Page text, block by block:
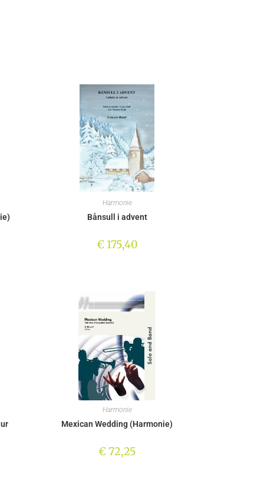
Harmonie
Bånsull i advent
€175,40
Harmonie
Mexican Wedding (Harmonie)
€72,25